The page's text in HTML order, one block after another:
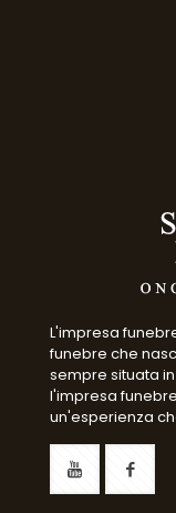
L'impresa
funebre che
sempre situata
l'impresa
un'esperienza